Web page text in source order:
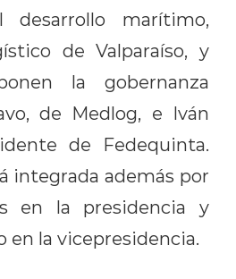
marítimo,
de Valparaíso, y
la gobernanza
de Medlog, e Iván
de Fedequinta.
integrada además por
en la presidencia y
en la vicepresidencia.